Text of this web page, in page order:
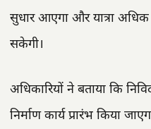
सुधार आएगा और यात्रा
सकेगी।
अधिकारियों ने बताया कि
निर्माण कार्य प्रारंभ किया